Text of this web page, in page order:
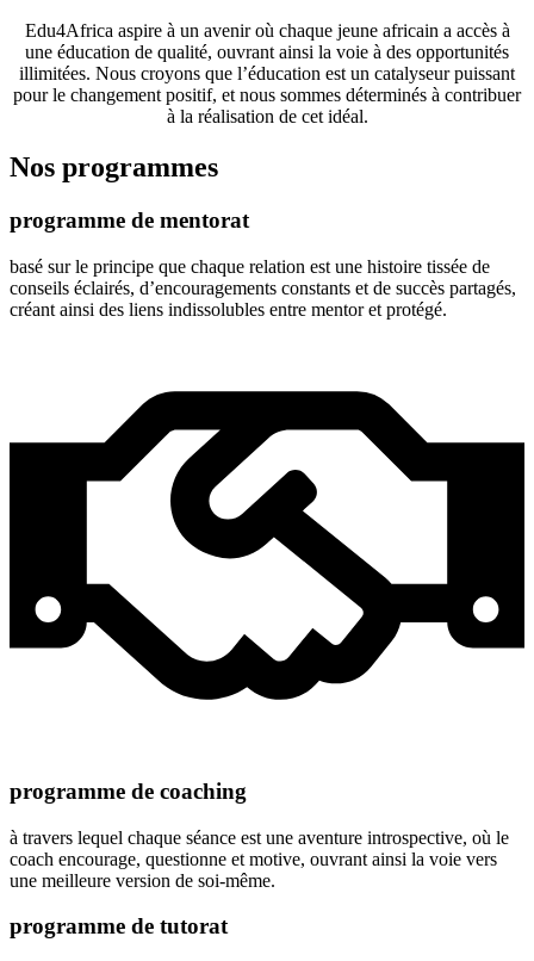
Edu4Africa aspire à un avenir où chaque jeune africain a accès à
une éducation de qualité, ouvrant ainsi la voie à des opportunités
illimitées. Nous croyons que l’éducation est un catalyseur puissant
pour le changement positif, et nous sommes déterminés à contribuer
à la réalisation de cet idéal.
Nos programmes
programme de mentorat
basé sur le principe que chaque relation est une histoire tissée de
conseils éclairés, d’encouragements constants et de succès partagés,
créant ainsi des liens indissolubles entre mentor et protégé.
programme de coaching
à travers lequel chaque séance est une aventure introspective, où le
coach encourage, questionne et motive, ouvrant ainsi la voie vers
une meilleure version de soi-même.
programme de tutorat